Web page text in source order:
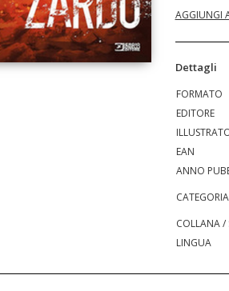
AGGIUNGI
Dettagli
FORMATO
EDITORE
EAN
ANNO
CATEGORIA
COLLANA /
LINGUA